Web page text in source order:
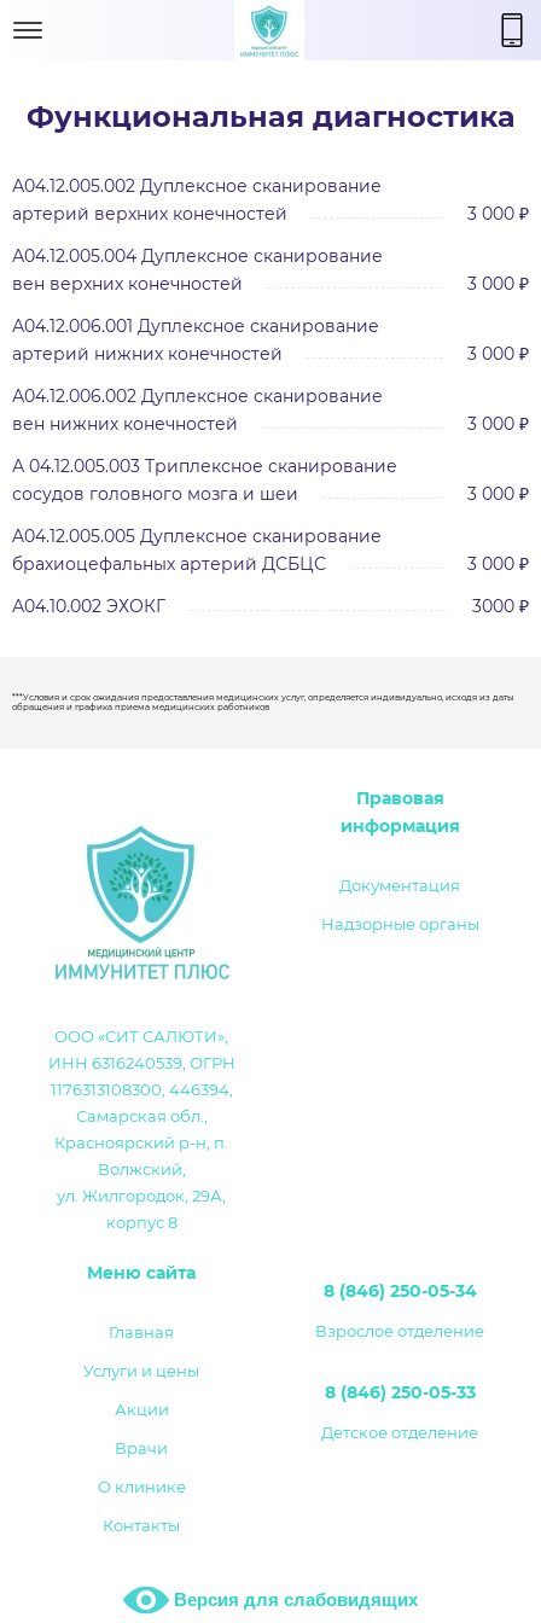
Функциональная диагностика
А04.12.005.002 Дуплексное сканирование
артерий верхних конечностей
3 000 ₽
А04.12.005.004 Дуплексное сканирование
вен верхних конечностей
3 000 ₽
А04.12.006.001 Дуплексное сканирование
артерий нижних конечностей
3 000 ₽
А04.12.006.002 Дуплексное сканирование
вен нижних конечностей
3 000 ₽
А 04.12.005.003 Триплексное сканирование
сосудов головного мозга и шеи
3 000 ₽
A04.12.005.005 Дуплексное сканирование
брахиоцефальных артерий ДСБЦС
3 000 ₽
А04.10.002 ЭХОКГ
3000 ₽
***Условия и срок ожидания предоставления медицинских услуг, определяется индивидуально, исходя из даты
обращения и графика приема медицинских работников
ООО «СИТ САЛЮТИ»,
ИНН 6316240539, ОГРН
1176313108300, 446394,
Самарская обл.,
Красноярский р-н, п.
Волжский,
ул. Жилгородок, 29А,
корпус 8
Правовая
информация
Документация
Надзорные органы
Меню сайта
Главная
Услуги и цены
Акции
Врачи
О клинике
Контакты
8 (846) 250-05-34
Взрослое отделение
8 (846) 250-05-33
Детское отделение
Версия для слабовидящих